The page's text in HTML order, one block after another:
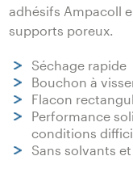
adhésifs Ampacoll
supports poreux.
Séchage rapide
Bouchon à
Flacon
Performance
conditions
Sans solvants